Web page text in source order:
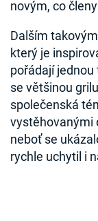
novým, co
Dalším
který je
pořádají
se většinou
společenská
vystěhovanými
neboť se
rychle uchytil i